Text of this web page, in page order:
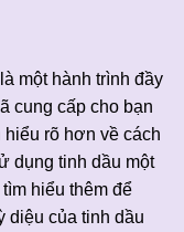
một hành trình đầy
cung cấp cho bạn
rõ hơn về cách
dụng tinh dầu một
hiểu thêm để
diệu của tinh dầu